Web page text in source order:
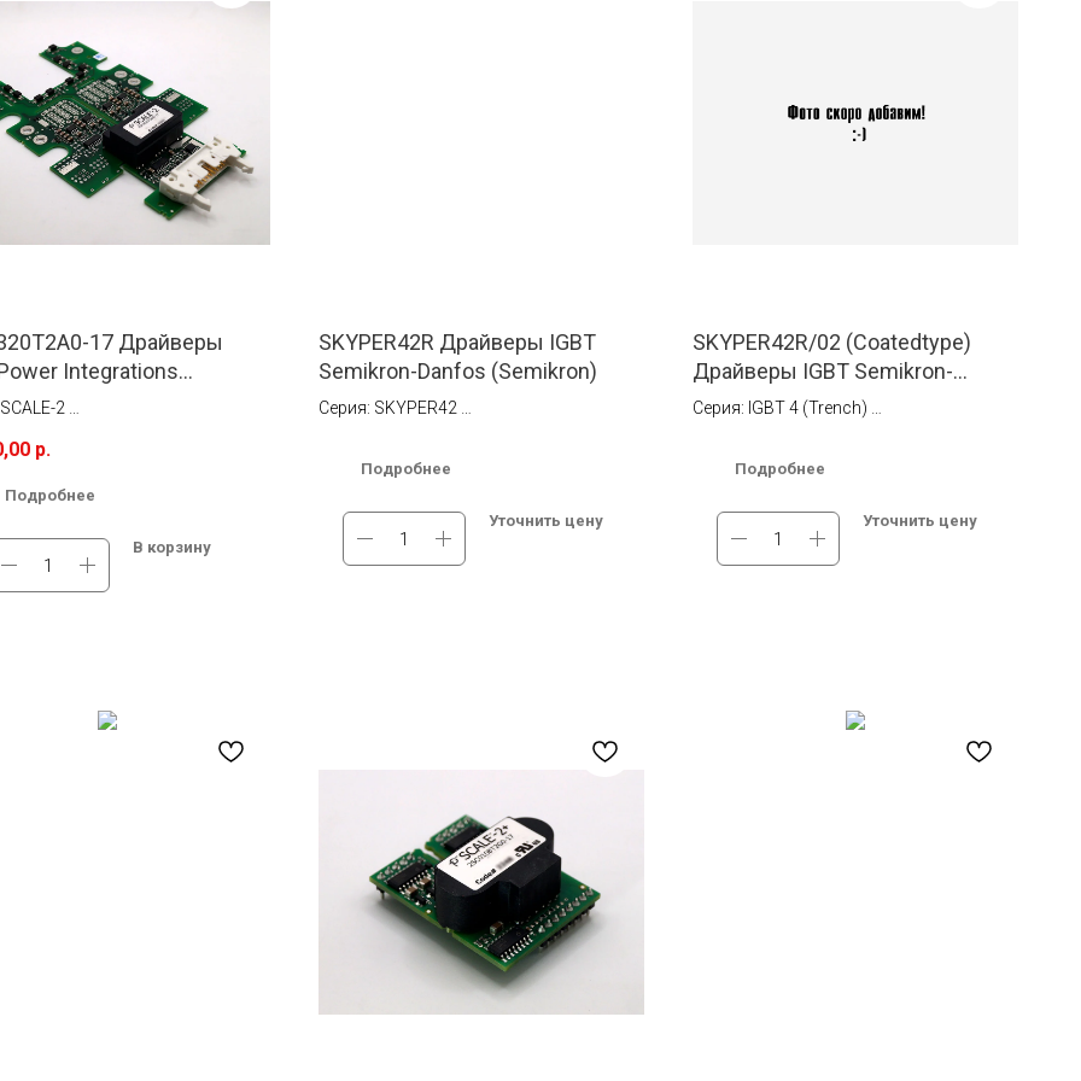
17 Драйверы
Integrations
2
Монтируется
Side Voltage (В): Dual-Channel
Side Voltage (В)2: 1700 В
р.
Подробнее
В корзину
SKYPER42R Драйверы IGBT
Semikron-Danfos (Semikron)
Серия: SKYPER42
Тип монтажа: Установка в коннектор на
печатной плате
Мах. High Side Voltage (В): Dual-Channel
Driver Core
Мах. High Side Voltage (В)2: 1700 В
Подробнее
Уточнить цену
SKYPER42R/02 (Coatedtype)
Драйверы IGBT Semikron-
Danfos (Semikron)
Серия: IGBT 4 (Trench)
Тип монтажа: Установка в коннектор на
печатной плате
Мах. High Side Voltage (В): Dual-Channel
Driver Core
Мах. High Side Voltage (В)2: 1700 В
Подробнее
Уточнить цену